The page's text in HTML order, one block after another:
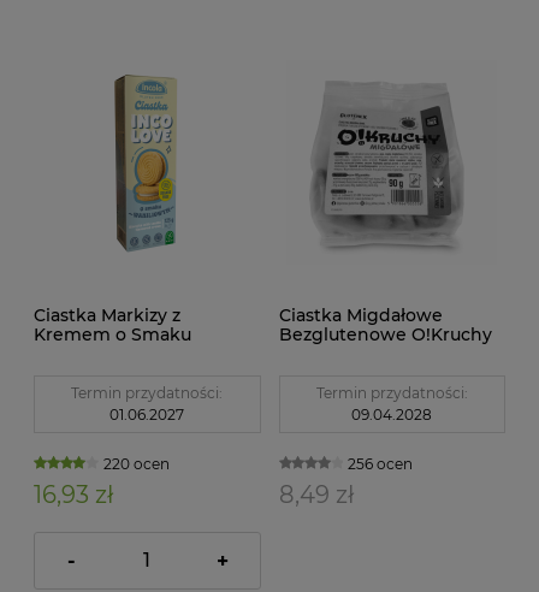
Ciastka Markizy z
Kremem o Smaku
IncolaTermin przydatności:
01.06.2027
220 ocen
16,93 zł
- +
Ciastka Migdałowe
Bezglutenowe O!Kruchy
Termin przydatności:
09.04.2028
256 ocen
8,49 zł